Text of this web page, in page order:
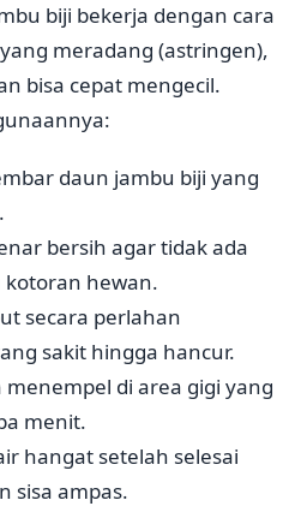
biji bekerja dengan cara
meradang (astringen),
bisa cepat mengecil.
daun jambu biji yang
bersih agar tidak ada
kotoran hewan.
secara perlahan
sakit hingga hancur.
di area gigi yang
menit.
hangat setelah selesai
sisa ampas.